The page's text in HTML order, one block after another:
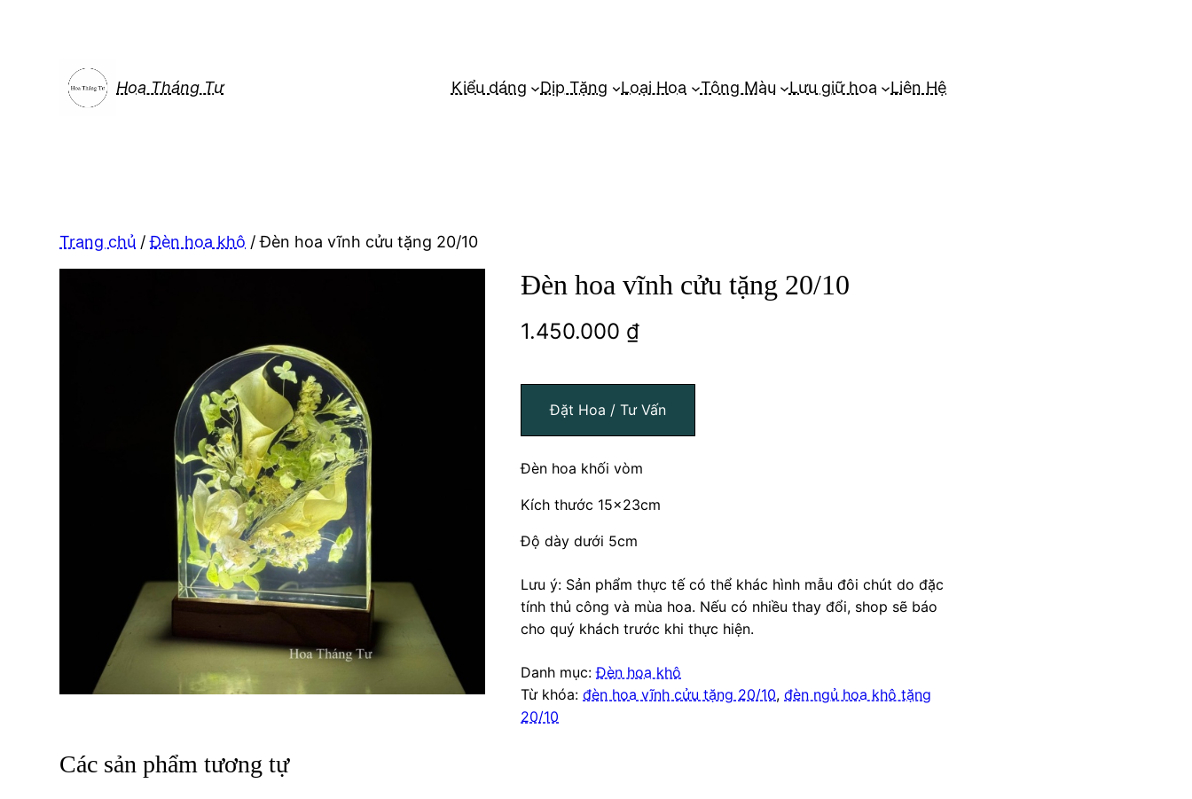
Hoa Tháng Tư Kiểu dáng Dịp Tặng Loại Hoa Tông Màu Lưu giữ hoa Liên Hệ
Trang chủ /Đèn hoa khô / Đèn hoa vĩnh cửu tặng 20/10
Đèn hoa vĩnh cửu tặng 20/10
1.450.000 ₫
Đặt Hoa / Tư Vấn
Đèn hoa khối vòm
Kích thước 15x23cm
Độ dày dưới 5cm
Lưu ý: Sản phẩm thực tế có thể khác hình mẫu đôi chút do đặc
tính thủ công và mùa hoa. Nếu có nhiều thay đổi, shop sẽ báo
cho quý khách trước khi thực hiện.
Danh mục:Đèn hoa khô
Từ khóa:đèn hoa vĩnh cửu tặng 20/10,đèn ngủ hoa khô tặng
20/10
Các sản phẩm tương tự